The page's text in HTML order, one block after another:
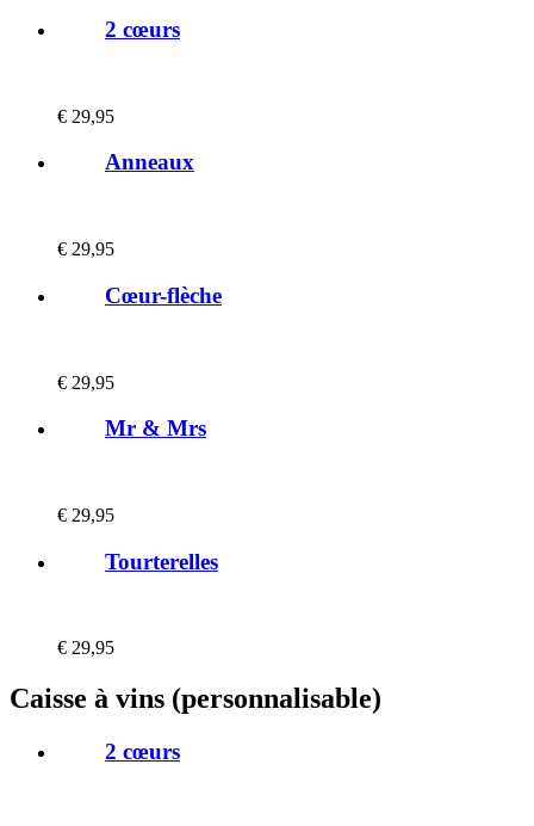
2 cœurs
€ 29,95
Anneaux
€ 29,95
Cœur-flèche
€ 29,95
Mr & Mrs
€ 29,95
Tourterelles
€ 29,95
Caisse à vins (personnalisable)
2 cœurs